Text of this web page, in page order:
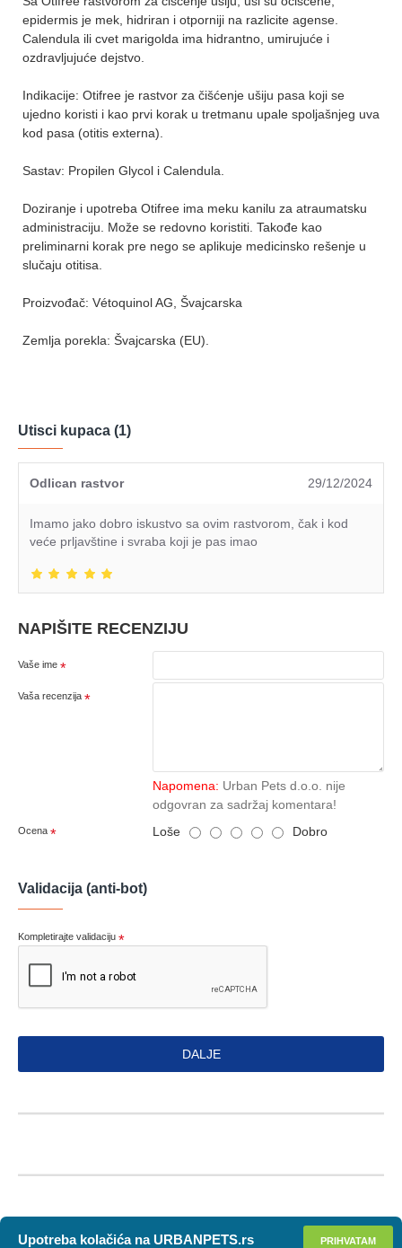
epidermis je mek, hidriran i otporniji na razlicite agense.
Calendula ili cvet marigolda ima hidrantno, umirujuće i
ozdravljujuće dejstvo.
Indikacije: Otifree je rastvor za čišćenje ušiju pasa koji se
ujedno koristi i kao prvi korak u tretmanu upale spoljašnjeg uva
kod pasa (otitis externa).
Sastav: Propilen Glycol i Calendula.
Doziranje i upotreba Otifree ima meku kanilu za atraumatsku
administraciju. Može se redovno koristiti. Takođe kao
preliminarni korak pre nego se aplikuje medicinsko rešenje u
slučaju otitisa.
Proizvođač: Vétoquinol AG, Švajcarska
Zemlja porekla: Švajcarska (EU).
Utisci kupaca (1)
Odlican rastvor 29/12/2024
Imamo jako dobro iskustvo sa ovim rastvorom, čak i kod
veće prljavštine i svraba koji je pas imao
NAPIŠITE RECENZIJU
Vaše ime
Vaša recenzija
Napomena: Urban Pets d.o.o. nije
odgovran za sadržaj komentara!
Ocena Loše Dobro
Validacija (anti-bot)
Kompletirajte validaciju
DALJE
PRIHVATAM
Upotreba kolačića na URBANPETS.rs